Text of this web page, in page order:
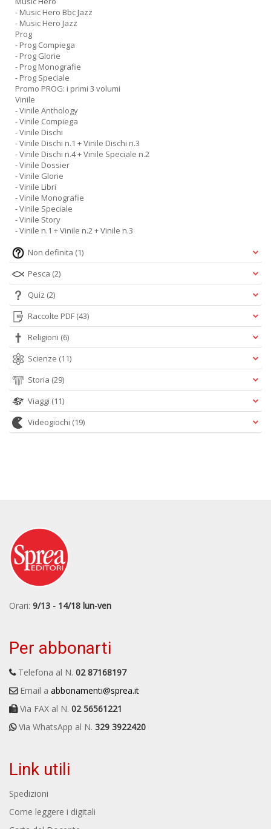
- Music Hero Bbc Jazz
- Music Hero Jazz
Prog
- Prog Compiega
- Prog Glorie
- Prog Monografie
- Prog Speciale
Promo PROG: i primi 3 volumi
Vinile
- Vinile Anthology
- Vinile Compiega
- Vinile Dischi
- Vinile Dischi n.1 + Vinile Dischi n.3
- Vinile Dischi n.4 + Vinile Speciale n.2
- Vinile Dossier
- Vinile Glorie
- Vinile Libri
- Vinile Monografie
- Vinile Speciale
- Vinile Story
- Vinile n.1 + Vinile n.2 + Vinile n.3
Non definita (1)
Pesca (2)
Quiz (2)
Raccolte PDF (43)
Religioni (6)
Scienze (11)
Storia (29)
Viaggi (11)
Videogiochi (19)
Orari: 9/13 - 14/18 lun-ven
Per abbonarti
Telefona al N. 02 87168197
Email a abbonamenti@sprea.it
Via FAX al N. 02 56561221
Via WhatsApp al N. 329 3922420
Link utili
Spedizioni
Come leggere i digitali